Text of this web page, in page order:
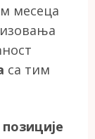
месеца
са тим